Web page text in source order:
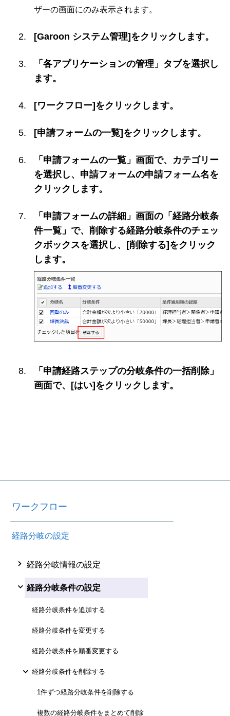
ザーの画面にのみ表示されます。
[Garoon システム管理]をクリックします。
「各アプリケーションの管理」タブを選択し
ます。
[ワークフロー]をクリックします。
[申請フォームの一覧]をクリックします。
「申請フォームの一覧」画面で、カテゴリー
を選択し、申請フォームの申請フォーム名を
クリックします。
「申請フォームの詳細」画面の「経路分岐条
件一覧」で、削除する経路分岐条件のチェッ
クボックスを選択し、[削除する]をクリック
します。
「申請経路ステップの分岐条件の一括削除」
画面で、[はい]をクリックします。
ワークフロー
経路分岐の設定
経路分岐情報の設定
経路分岐条件の設定
経路分岐条件を追加する
経路分岐条件を変更する
経路分岐条件を順番変更する
経路分岐条件を削除する
1件ずつ経路分岐条件を削除する
複数の経路分岐条件をまとめて削除